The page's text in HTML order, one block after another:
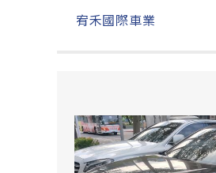
宥禾國際車業